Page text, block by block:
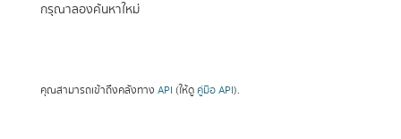
กรุณาลองค้นหาใหม่
คุณสามารถเข้าถึงคลังทาง API (ให้ดู คู่มือ API).